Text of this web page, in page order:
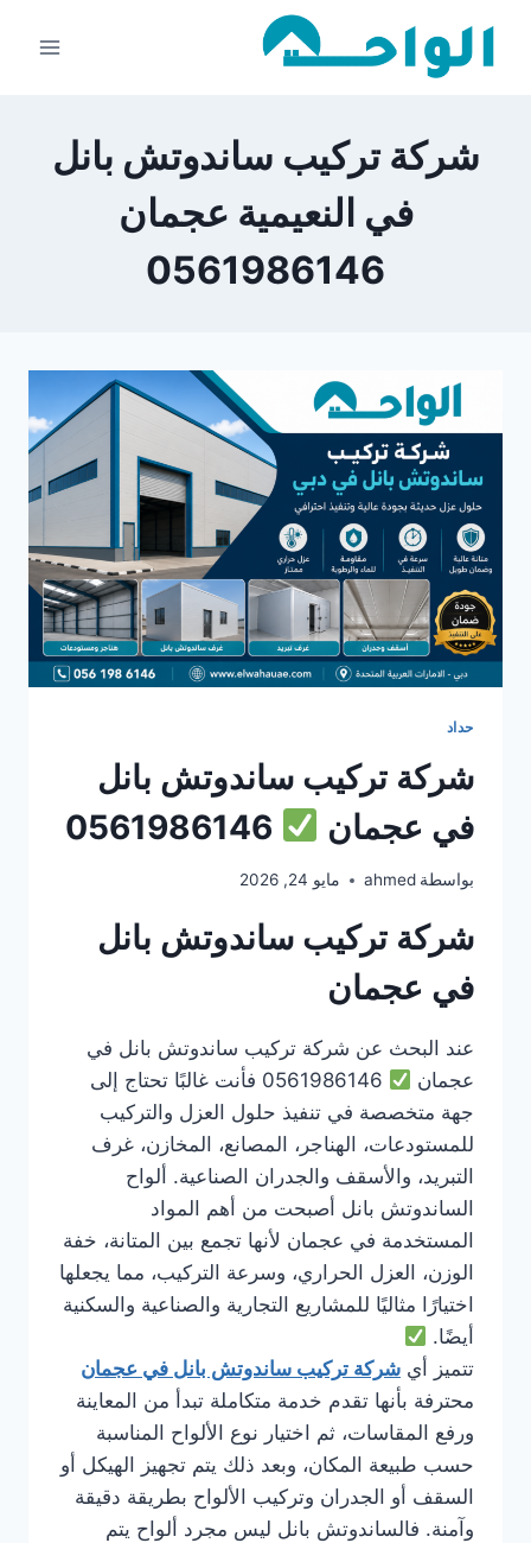
شركة تركيب ساندوتش بانل
في النعيمية عجمان
0561986146
حداد
شركة تركيب ساندوتش بانل
في عجمان
بواسطة ahmed مايو 24, 2026
شركة تركيب ساندوتش بانل
في عجمان
عند البحث عن شركة تركيب ساندوتش بانل في
عجمان
0561986146 فأنت غالبًا تحتاج إلى
جهة متخصصة في تنفيذ حلول العزل والتركيب
للمستودعات، الهناجر، المصانع، المخازن، غرف
التبريد، والأسقف والجدران الصناعية. ألواح
الساندوتش بانل أصبحت من أهم المواد
المستخدمة في عجمان لأنها تجمع بين المتانة، خفة
الوزن، العزل الحراري، وسرعة التركيب، مما يجعلها
اختيارًا مثاليًا للمشاريع التجارية والصناعية والسكنية
أيضًا.
تتميز أي شركة تركيب ساندوتش بانل في عجمان
محترفة بأنها تقدم خدمة متكاملة تبدأ من المعاينة
ورفع المقاسات، ثم اختيار نوع الألواح المناسبة
حسب طبيعة المكان، وبعد ذلك يتم تجهيز الهيكل أو
السقف أو الجدران وتركيب الألواح بطريقة دقيقة
وآمنة. فالساندوتش بانل ليس مجرد ألواح يتم